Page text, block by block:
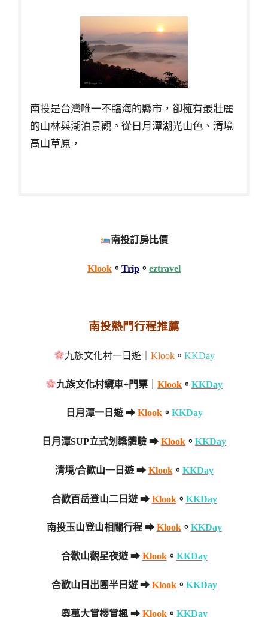
南投是台灣唯一不臨海的縣市，卻擁有最壯麗
的山林與湖泊景觀。從日月潭湖光山色、清境
高山草原，
南投訂房比價
Klook 。 Trip 。 eztravel
南投熱門行程推薦
九族文化村一日遊｜ Klook。 KKDay
九族文化村纜車+門票｜Klook 。KKDay
日月潭一日遊 ➡ Klook。 KKDay
日月潭SUP立式划槳體驗 ➡ Klook 。 KKDay
清境/合歡山一日遊 ➡ Klook。 KKDay
合歡百岳登山二日遊 ➡ Klook。 KKDay
南投玉山登山相關行程 ➡ Klook。 KKDay
合歡山觀星夜遊 ➡ Klook。 KKDay
合歡山日出團半日遊 ➡ Klook。 KKDay
奧萬大賞櫻賞楓 ➡ Klook。 KKDay